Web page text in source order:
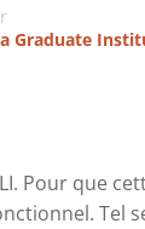
Graduate
Pour que
Tel